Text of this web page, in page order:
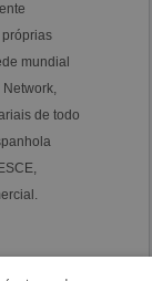
mundial
de todo